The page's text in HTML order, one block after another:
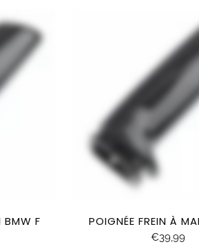
BMW F POIGNÉE FREIN À
€39,99